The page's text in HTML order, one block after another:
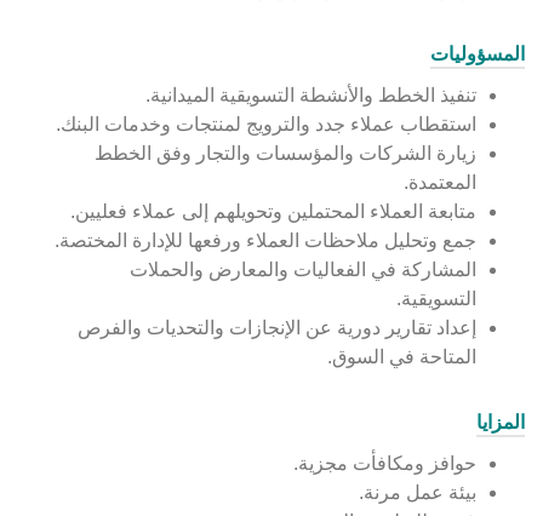
المسؤوليات
تنفيذ الخطط والأنشطة التسويقية الميدانية.
استقطاب عملاء جدد والترويج لمنتجات وخدمات البنك.
زيارة الشركات والمؤسسات والتجار وفق الخطط
المعتمدة.
متابعة العملاء المحتملين وتحويلهم إلى عملاء فعليين.
جمع وتحليل ملاحظات العملاء ورفعها للإدارة المختصة.
المشاركة في الفعاليات والمعارض والحملات
التسويقية.
إعداد تقارير دورية عن الإنجازات والتحديات والفرص
المتاحة في السوق.
المزايا
حوافز ومكافأت مجزية.
بيئة عمل مرنة.